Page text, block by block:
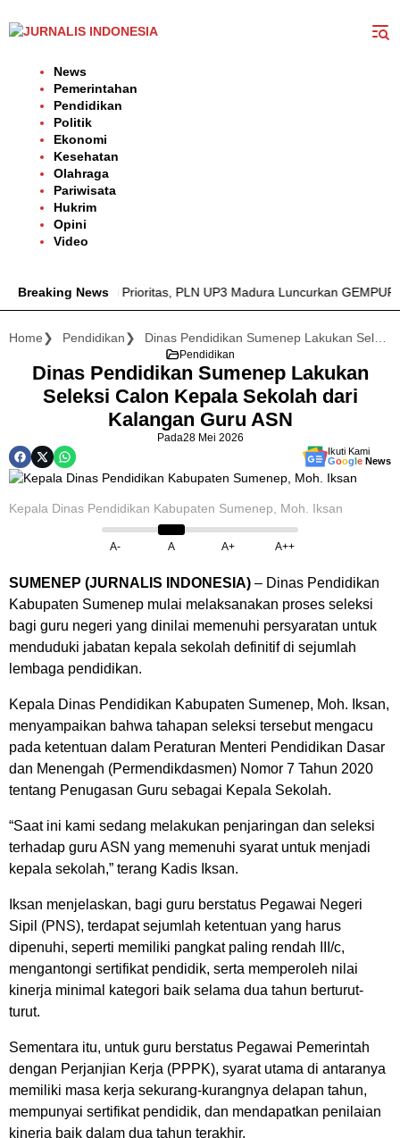
ke
News
Pemerintahan
Pendidikan
Politik
Ekonomi
Kesehatan
Olahraga
Pariwisata
Hukrim
Opini
Video
Breaking News
Listrik Jadi Prioritas, PLN UP3 Madura Luncurkan GEMPUR
Home Pendidikan
Pendidikan
Dinas Pendidikan Sumenep Lakukan
Seleksi Calon Kepala Sekolah dari
Kalangan Guru ASN
Pada28 Mei 2026
Ikuti Kami
Google News
Kepala Dinas Pendidikan Kabupaten Sumenep, Moh. Iksan
A- A A+ A++
SUMENEP (JURNALIS INDONESIA) – Dinas Pendidikan
Kabupaten Sumenep mulai melaksanakan proses seleksi
bagi guru negeri yang dinilai memenuhi persyaratan untuk
menduduki jabatan kepala sekolah definitif di sejumlah
lembaga pendidikan.
Kepala Dinas Pendidikan Kabupaten Sumenep, Moh. Iksan,
menyampaikan bahwa tahapan seleksi tersebut mengacu
pada ketentuan dalam Peraturan Menteri Pendidikan Dasar
dan Menengah (Permendikdasmen) Nomor 7 Tahun 2020
tentang Penugasan Guru sebagai Kepala Sekolah.
“Saat ini kami sedang melakukan penjaringan dan seleksi
terhadap guru ASN yang memenuhi syarat untuk menjadi
kepala sekolah,” terang Kadis Iksan.
Iksan menjelaskan, bagi guru berstatus Pegawai Negeri
Sipil (PNS), terdapat sejumlah ketentuan yang harus
dipenuhi, seperti memiliki pangkat paling rendah III/c,
mengantongi sertifikat pendidik, serta memperoleh nilai
kinerja minimal kategori baik selama dua tahun berturut-
turut.
Sementara itu, untuk guru berstatus Pegawai Pemerintah
dengan Perjanjian Kerja (PPPK), syarat utama di antaranya
memiliki masa kerja sekurang-kurangnya delapan tahun,
mempunyai sertifikat pendidik, dan mendapatkan penilaian
kinerja baik dalam dua tahun terakhir.